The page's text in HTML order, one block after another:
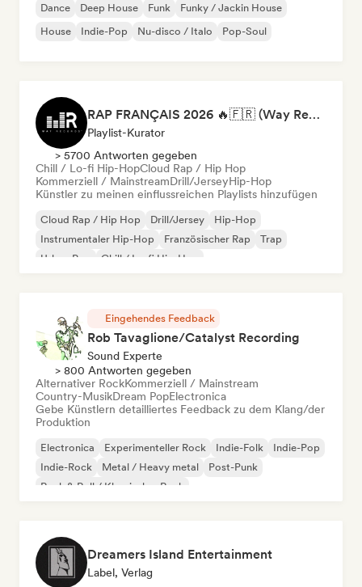
Dance Deep House Funk
Funky / Jackin House
House
Indie-Pop Nu-disco / Italo Pop-Soul
RAP FRANÇAIS 2026 🔥🇫🇷 (Way Records)
Playlist-Kurator
> 5700 Antworten gegeben
Chill / Lo-fi Hip-HopCloud Rap / Hip Hop
Kommerziell / MainstreamDrill/JerseyHip-Hop
Künstler zu meinen einflussreichen Playlists hinzufügen
Cloud Rap / Hip Hop Drill/Jersey
Hip-Hop
Instrumentaler Hip-Hop
Französischer Rap
Trap
Urban Pop
Chill / Lo-fi Hip-Hop
Eingehendes Feedback
Rob Tavaglione/Catalyst Recording
Sound Experte
> 800 Antworten gegeben
Alternativer RockKommerziell / Mainstream
Country-MusikDream PopElectronica
Gebe Künstlern detailliertes Feedback zu dem Klang/der
Produktion
Electronica Experimenteller Rock Indie-Folk
Indie-Pop
Indie-Rock
Metal / Heavy metal
Post-Punk
Rock & Roll / Klassischer Rock
Dreamers Island Entertainment
Label, Verlag